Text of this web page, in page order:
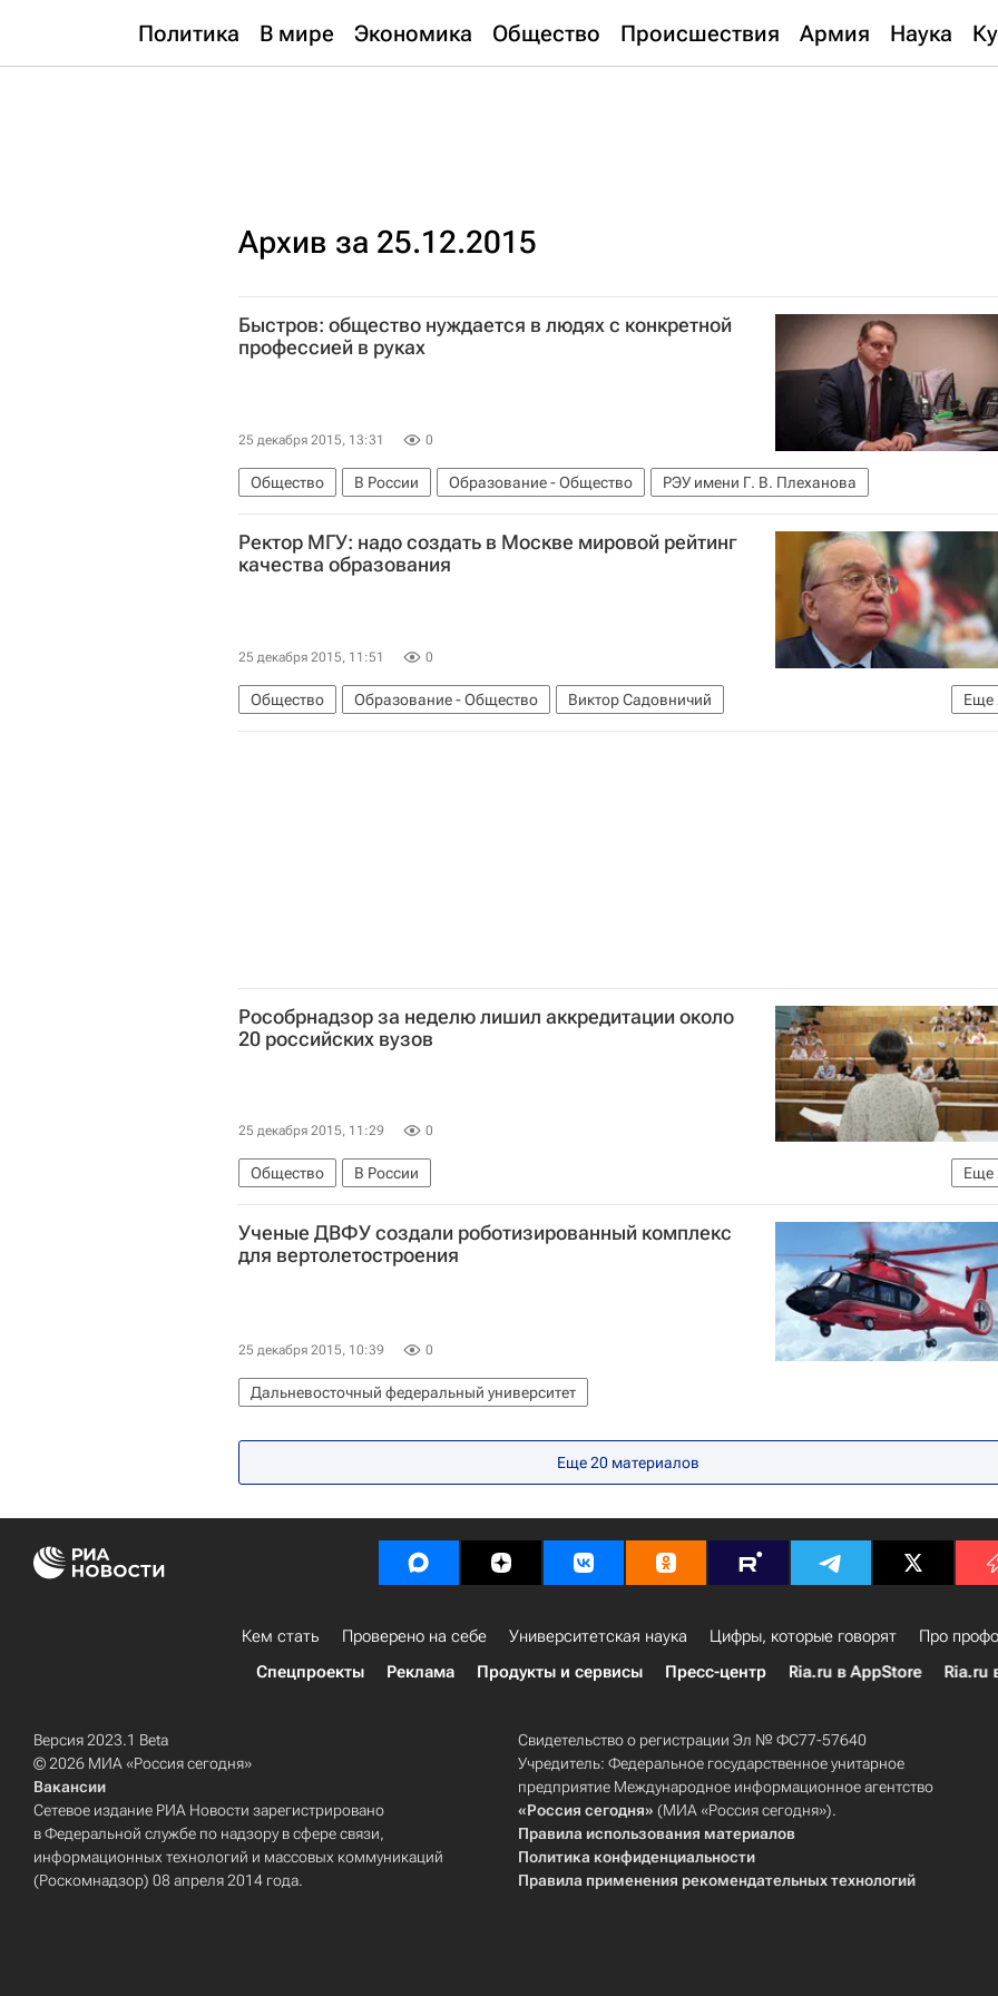
Политика В мире Экономика Общество Происшествия Армия Наука
Архив за 25.12.2015
Быстров: общество нуждается в людях с конкретной
профессией в руках
25 декабря 2015, 13:31 0
Общество В России Образование - Общество РЭУ имени Г. В. Плеханова
Ректор МГУ: надо создать в Москве мировой рейтинг
качества образования
25 декабря 2015, 11:51 0
Еще
Общество Образование - Общество
Виктор Садовничий
Российский союз ректоров
Россия
Рособрнадзор за неделю лишил аккредитации около
20 российских вузов
25 декабря 2015, 11:29 0
Еще
Общество
В России
Федеральная служба по надзору в сфере образования и науки (Рособрнадзор)
Россия
Ученые ДВФУ создали роботизированный комплекс
для вертолетостроения
25 декабря 2015, 10:39 0
Дальневосточный федеральный университет
Еще 20 материалов
Кем стать Проверено на себе Университетская наука Цифры, которые говорят
Про
Спецпроекты
Реклама Продукты и сервисы Пресс-центр Ria.ru в AppStore Ria.ru
Версия 2023.1 Beta
© 2026 МИА «Россия сегодня»
Вакансии
Сетевое издание РИА Новости зарегистрировано
в Федеральной службе по надзору в сфере связи,
информационных технологий и массовых коммуникаций
(Роскомнадзор) 08 апреля 2014 года.
Свидетельство о регистрации Эл № ФС77-57640
Учредитель: Федеральное государственное унитарное
предприятие Международное информационное агентство
«Россия сегодня» (МИА «Россия сегодня»).
Правила использования материалов
Политика конфиденциальности
Правила применения рекомендательных технологий